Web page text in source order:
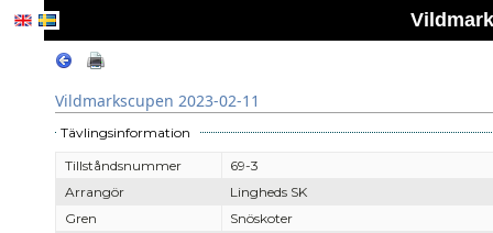
Vildmarkscupen 2023-02-11
Tävlingsinformation
Tillståndsnummer
69-3
Arrangör
Lingheds SK
Gren
Snöskoter